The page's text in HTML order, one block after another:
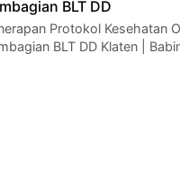
BLT DD
Protokol Kesehatan
BLT DD Klaten |